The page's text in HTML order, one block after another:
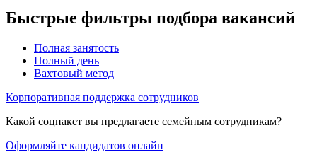
Быстрые фильтры подбора вакансий
Полная занятость
Полный день
Вахтовый метод
Корпоративная поддержка сотрудников
Какой соцпакет вы предлагаете семейным сотрудникам?
Оформляйте кандидатов онлайн